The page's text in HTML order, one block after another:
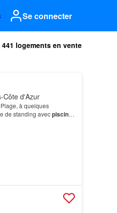
Se connecter
441 logements en vente
Côte d'Azur
à quelques
de standing avecpiscine